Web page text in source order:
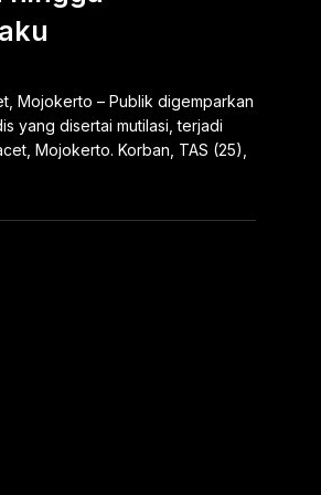
Mojokerto – Publik digemparkan
yang disertai mutilasi, terjadi
Mojokerto. Korban, TAS (25),